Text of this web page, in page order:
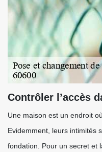
Contrôler l’accès
Une maison est un endroit
Evidemment, leurs intimités
fondation. Pour un secret et